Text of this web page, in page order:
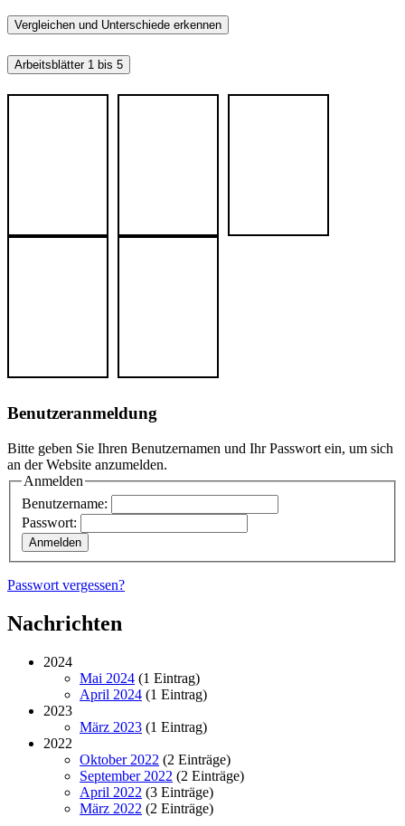
Vergleichen und Unterschiede erkennen
Arbeitsblätter 1 bis 5
Benutzeranmeldung
Bitte geben Sie Ihren Benutzernamen und Ihr Passwort ein, um sich
an der Website anzumelden.
Anmelden
Benutzername:
Passwort:
Passwort vergessen?
Nachrichten
2024
Mai 2024 (1 Eintrag)
April 2024 (1 Eintrag)
2023
März 2023 (1 Eintrag)
2022
Oktober 2022 (2 Einträge)
September 2022 (2 Einträge)
April 2022 (3 Einträge)
März 2022 (2 Einträge)